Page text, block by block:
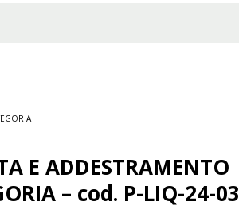
E ADDESTRAMENTO
– cod. P-LIQ-24-03